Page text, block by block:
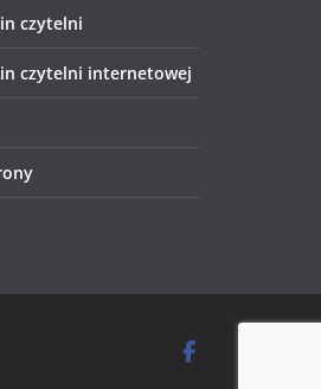
czytelni
czytelni internetowej